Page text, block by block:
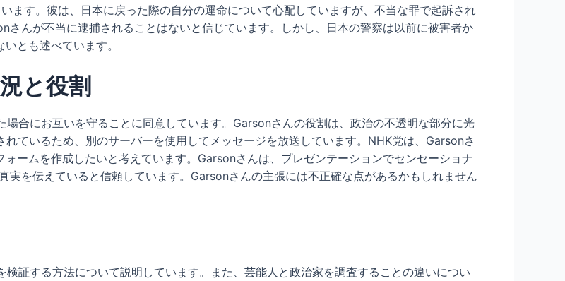
ます。彼は、日本に戻った際の自分の運命について心配していますが、不当な罪で起訴され
さんが不当に逮捕されることはないと信じています。しかし、日本の警察は以前に被害者か
とも述べています。
と役割
合にお互いを守ることに同意しています。Garsonさんの役割は、政治の不透明な部分に光
ているため、別のサーバーを使用してメッセージを放送しています。NHK党は、Garsonさ
ームを作成したいと考えています。Garsonさんは、プレゼンテーションでセンセーショナ
を伝えていると信頼しています。Garsonさんの主張には不正確な点があるかもしれません
証する方法について説明しています。また、芸能人と政治家を調査することの違いについ